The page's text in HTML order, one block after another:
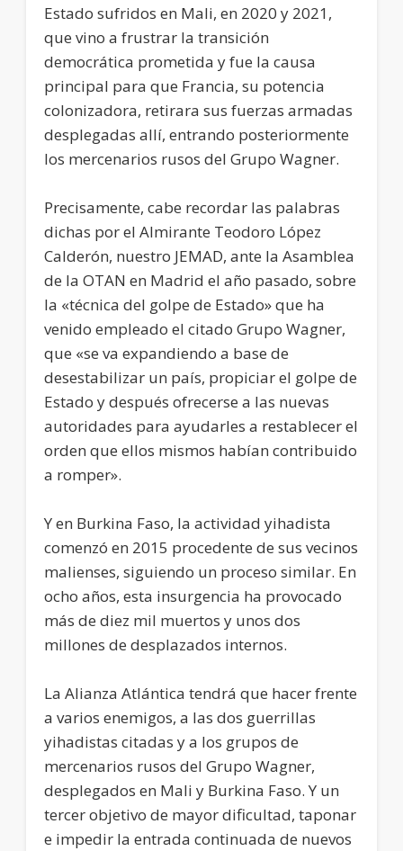
Estado sufridos en Mali, en 2020 y 2021,
que vino a frustrar la transición
democrática prometida y fue la causa
principal para que Francia, su potencia
colonizadora, retirara sus fuerzas armadas
desplegadas allí, entrando posteriormente
los mercenarios rusos del Grupo Wagner.
Precisamente, cabe recordar las palabras
dichas por el Almirante Teodoro López
Calderón, nuestro JEMAD, ante la Asamblea
de la OTAN en Madrid el año pasado, sobre
la «técnica del golpe de Estado» que ha
venido empleado el citado Grupo Wagner,
que «se va expandiendo a base de
desestabilizar un país, propiciar el golpe de
Estado y después ofrecerse a las nuevas
autoridades para ayudarles a restablecer el
orden que ellos mismos habían contribuido
a romper».
Y en Burkina Faso, la actividad yihadista
comenzó en 2015 procedente de sus vecinos
malienses, siguiendo un proceso similar. En
ocho años, esta insurgencia ha provocado
más de diez mil muertos y unos dos
millones de desplazados internos.
La Alianza Atlántica tendrá que hacer frente
a varios enemigos, a las dos guerrillas
yihadistas citadas y a los grupos de
mercenarios rusos del Grupo Wagner,
desplegados en Mali y Burkina Faso. Y un
tercer objetivo de mayor dificultad, taponar
e impedir la entrada continuada de nuevos